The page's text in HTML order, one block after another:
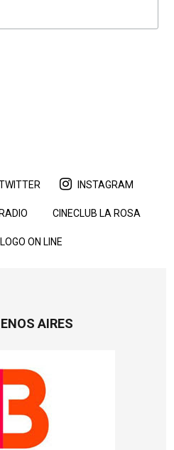
INSTAGRAM
CINECLUB LA ROSA
ON LINE
AIRES